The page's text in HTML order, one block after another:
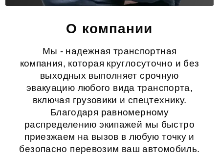
О компании
Мы - надежная транспортная
компания, которая круглосуточно и без
выходных выполняет срочную
эвакуацию любого вида транспорта,
включая грузовики и спецтехнику.
Благодаря равномерному
распределению экипажей мы быстро
приезжаем на вызов в любую точку и
безопасно перевозим ваш автомобиль.